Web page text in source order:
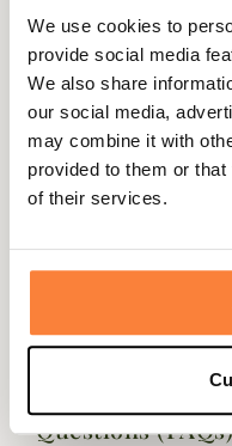
We use cookies to
provide social media
We also share
our social media,
may combine it with
provided to them or
of their services.
Pour une liberté de
un coton de qualité
Fiche
Composition
Matière
Questions (FAQs)